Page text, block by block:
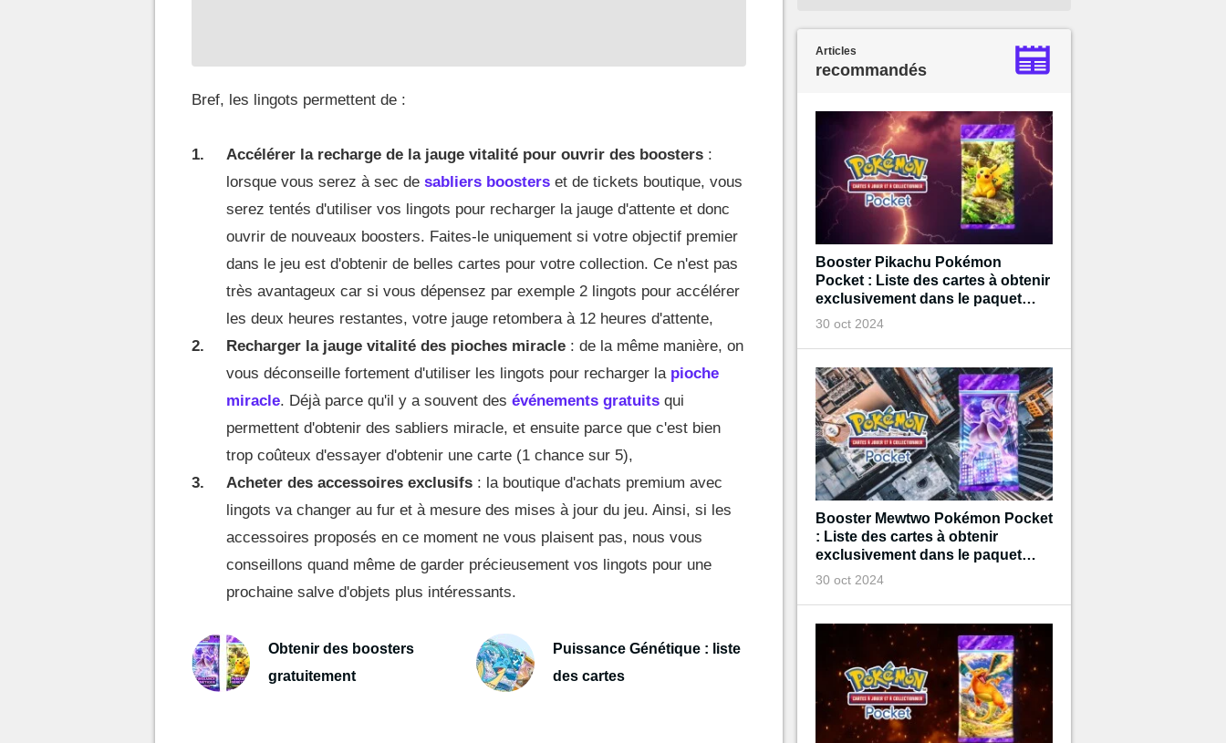
Bref, les lingots permettent de :
Accélérer la recharge de la jauge vitalité pour ouvrir des boosters :
lorsque vous serez à sec de sabliers boosters et de tickets boutique, vous
serez tentés d'utiliser vos lingots pour recharger la jauge d'attente et donc
ouvrir de nouveaux boosters. Faites-le uniquement si votre objectif premier
dans le jeu est d'obtenir de belles cartes pour votre collection. Ce n'est pas
très avantageux car si vous dépensez par exemple 2 lingots pour accélérer
les deux heures restantes, votre jauge retombera à 12 heures d'attente,
Recharger la jauge vitalité des pioches miracle : de la même manière, on
vous déconseille fortement d'utiliser les lingots pour recharger la pioche
miracle. Déjà parce qu'il y a souvent des événements gratuits qui
permettent d'obtenir des sabliers miracle, et ensuite parce que c'est bien
trop coûteux d'essayer d'obtenir une carte (1 chance sur 5),
Acheter des accessoires exclusifs : la boutique d'achats premium avec
lingots va changer au fur et à mesure des mises à jour du jeu. Ainsi, si les
accessoires proposés en ce moment ne vous plaisent pas, nous vous
conseillons quand même de garder précieusement vos lingots pour une
prochaine salve d'objets plus intéressants.
Obtenir des boosters
gratuitement
Puissance Génétique : liste
des cartes
Articles
recommandés
Booster Pikachu Pokémon
Pocket : Liste des cartes à obtenir
exclusivement dans le paquet
Pikachu
30 oct 2024
Booster Mewtwo Pokémon Pocket
: Liste des cartes à obtenir
exclusivement dans le paquet
Mewtwo
30 oct 2024